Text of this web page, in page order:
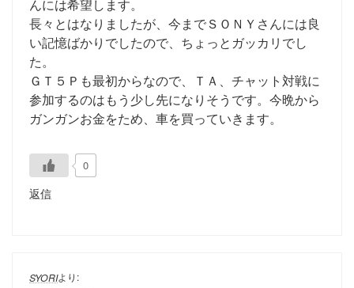
んには希望します。
長々とはなりましたが、今までＳＯＮＹさんには良
い記憶ばかりでしたので、ちょっとガッカリでし
た。
ＧＴ５Ｐも最初からなので、ＴＡ、チャット対戦に
参加するのはもう少し先になりそうです。今晩から
ガンガンお金をため、車を買っていきます。
0
返信
SYORIより: